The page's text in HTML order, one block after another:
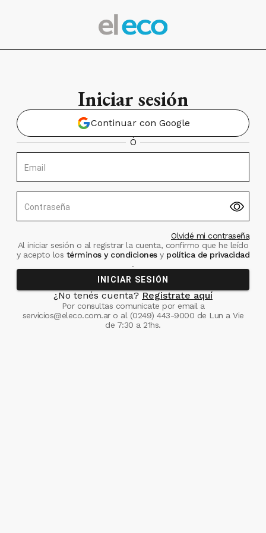
Iniciar sesión
Continuar con Google
Ó
Email
Contraseña
Olvidé mi contraseña
Al iniciar sesión o al registrar la cuenta, confirmo que he leído
y acepto los términos y condiciones ypolítica de privacidad
.
INICIAR SESIÓN
¿No tenés cuenta? Registrate aquí
Por consultas comunicate por email a
servicios@eleco.com.aro al (0249) 443-9000 de Lun a Vie
de 7:30 a 21hs.